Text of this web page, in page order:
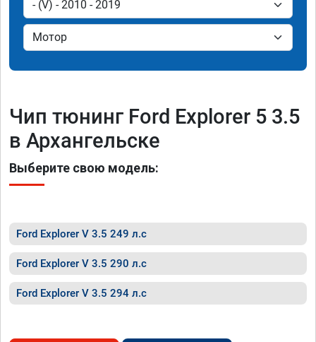
Чип тюнинг Ford Explorer 5 3.5
в Архангельске
Выберите свою модель:
Ford Explorer V 3.5 249 л.с
Ford Explorer V 3.5 290 л.с
Ford Explorer V 3.5 294 л.с